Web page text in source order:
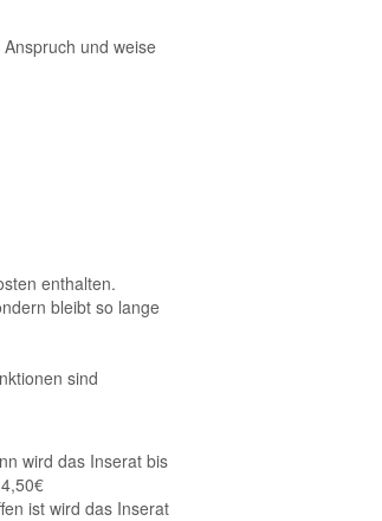
und weise
enthalten.
bleibt so lange
sind
wird das Inserat bis
ist wird das Inserat